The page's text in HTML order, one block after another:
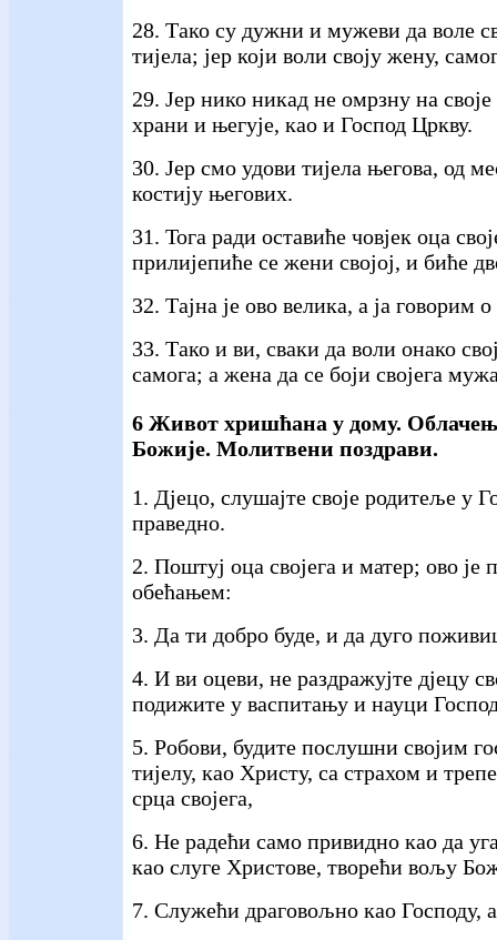
28. Тако су дужни и мужеви да воле
тијела; јер који воли своју жену,
29. Јер нико никад не омрзну на своје
храни и његује, као и Господ Цркву.
30. Јер смо удови тијела његова, од
костију његових.
31. Тога ради оставиће човјек оца
прилијепиће се жени својој, и биће
32. Тајна је ово велика, а ја говорим
33. Тако и ви, сваки да воли онако
самога; а жена да се боји својега
6 Живот хришћана у дому.
Божије. Молитвени поздрави.
1. Дјецо, слушајте своје родитеље у
праведно.
2. Поштуј оца својега и матер; ово је
обећањем:
3. Да ти добро буде, и да дуго
4. И ви оцеви, не раздражујте дјецу
подижите у васпитању и науци
5. Робови, будите послушни својим
тијелу, као Христу, са страхом и
срца својега,
6. Не радећи само привидно као да
као слуге Христове, творећи вољу
7. Служећи драговољно као Господу,